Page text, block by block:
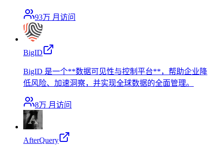
93万 月访问
BigID
BigID 是一个**数据可见性与控制平台**，帮助企业降
低风险、加速洞察，并实现全球数据的全面管理。
8万 月访问
AfterQuery